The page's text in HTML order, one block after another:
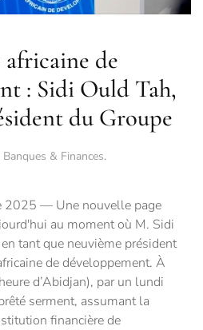
africaine de
: Sidi Ould Tah,
du Groupe
Banques & Finances.
2025 — Une nouvelle page
au moment où M. Sidi
tant que neuvième président
de développement. À
d’Abidjan), par un lundi
serment, assumant la
financière de